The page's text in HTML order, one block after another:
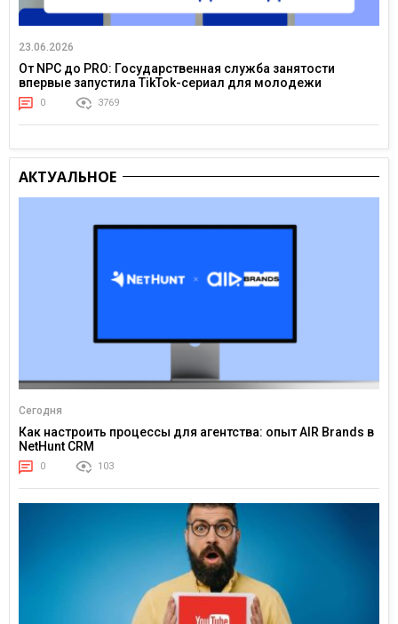
23.06.2026
От NPC до PRO: Государственная служба занятости
впервые запустила TikTok-сериал для молодежи
0 3769
АКТУАЛЬНОЕ
Сегодня
Как настроить процессы для агентства: опыт AIR Brands в
NetHunt CRM
0 103